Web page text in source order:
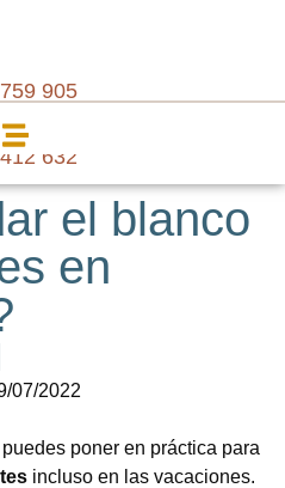
905
632
el blanco
en
07/2022
poner en práctica para
incluso en las vacaciones.